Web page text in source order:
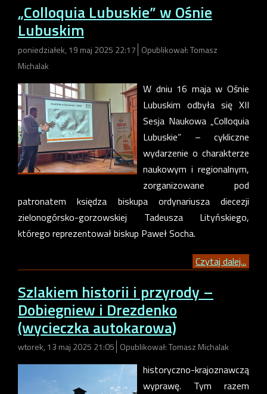
„Colloquia Lubuskie” w Ośnie
Lubuskim
poniedziałek, 19 maj 2025 22:17 Opublikował: Tomasz
Michalak
W dniu 16 maja w Ośnie
Lubuskim odbyła się XII
Sesja Naukowa „Colloquia
Lubuskie” – cykliczne
wydarzenie o charakterze
naukowym i regionalnym,
zorganizowane pod
patronatem księdza biskupa ordynariusza diecezji
zielonogórsko-gorzowskiej Tadeusza Lityńskiego,
którego reprezentował biskup Paweł Socha.
Czytaj dalej...
Szlakiem historii i przyrody –
Dobiegniew i Drezdenko
(wycieczka autokarowa)
wtorek, 13 maj 2025 21:05 Opublikował: Tomasz Michalak
historyczno-krajoznawczą
wyprawę. Tym razem